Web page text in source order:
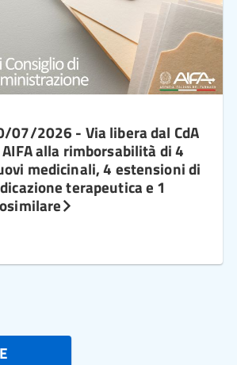
07/2026 - Via libera dal CdA
alla rimborsabilità di 4
medicinali, 4 estensioni di
terapeutica e 1